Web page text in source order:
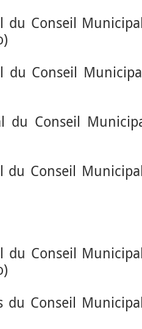
du Conseil
du Conseil
du Conseil
du Conseil
du Conseil
du Conseil